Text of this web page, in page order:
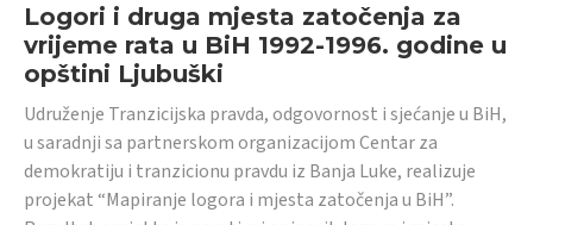
Logori i druga mjesta zatočenja za
vrijeme rata u BiH 1992-1996. godine u
opštini Ljubuški
Udruženje Tranzicijska pravda, odgovornost i sjećanje u BiH,
u saradnji sa partnerskom organizacijom Centar za
demokratiju i tranzicionu pravdu iz Banja Luke, realizuje
projekat “Mapiranje logora i mjesta zatočenja u BiH”.